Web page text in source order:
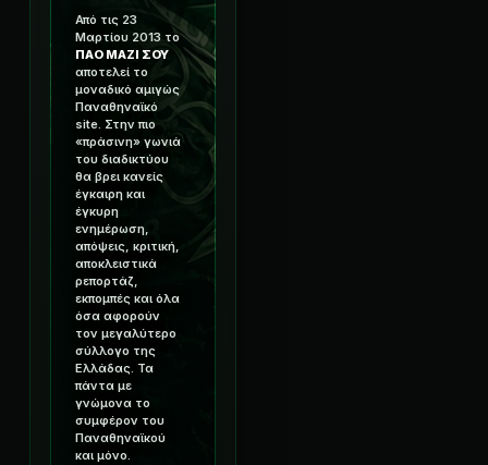
Από τις 23
Μαρτίου 2013 το
ΠΑΟ ΜΑΖΙ ΣΟΥ
αποτελεί το
μοναδικό αμιγώς
Παναθηναϊκό
site. Στην πιο
«πράσινη» γωνιά
του διαδικτύου
θα βρει κανείς
έγκαιρη και
έγκυρη
ενημέρωση,
απόψεις, κριτική,
αποκλειστικά
ρεπορτάζ,
εκπομπές και όλα
όσα αφορούν
τον μεγαλύτερο
σύλλογο της
Ελλάδας. Τα
πάντα με
γνώμονα το
συμφέρον του
Παναθηναϊκού
και μόνο.